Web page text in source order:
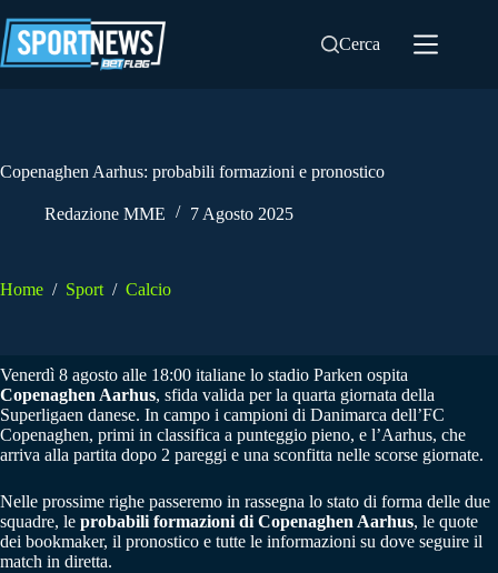
al
contenuto
Cerca
Copenaghen Aarhus: probabili formazioni e pronostico
Redazione MME 7 Agosto 2025
Home / Sport / Calcio
Venerdì 8 agosto alle 18:00 italiane lo stadio Parken ospita
Copenaghen Aarhus, sfida valida per la quarta giornata della
Superligaen danese. In campo i campioni di Danimarca dell’FC
Copenaghen, primi in classifica a punteggio pieno, e l’Aarhus, che
arriva alla partita dopo 2 pareggi e una sconfitta nelle scorse giornate.
Nelle prossime righe passeremo in rassegna lo stato di forma delle due
squadre, le probabili formazioni di Copenaghen Aarhus, le quote
dei bookmaker, il pronostico e tutte le informazioni su dove seguire il
match in diretta.